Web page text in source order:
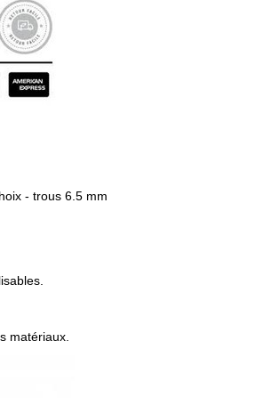
- trous 6.5 mm
matériaux.